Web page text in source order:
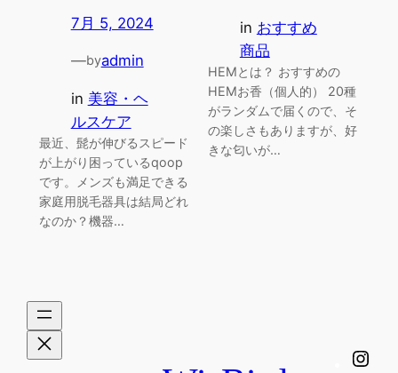
7月 5, 2024
—byadmin
in 美容・ヘ
ルスケア
最近、髭が伸びるスピード
が上がり困っているqoop
です。メンズも満足できる
家庭用脱毛器具は結局どれ
なのか？機器…
in おすすめ
商品
HEMとは？ おすすめの
HEMお香（個人的） 20種
がランダムで届くので、そ
の楽しさもありますが、好
きな匂いが…